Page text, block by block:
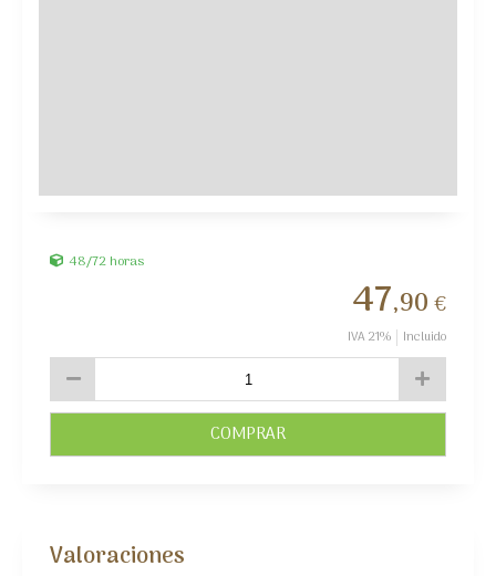
48/72 horas
47,90 €
IVA 21% Incluido
COMPRAR
Valoraciones